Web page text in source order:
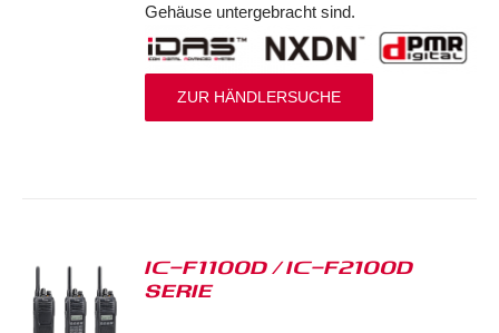
Gehäuse untergebracht sind.
ZUR HÄNDLERSUCHE
IC-F1100D / IC-F2100D
SERIE